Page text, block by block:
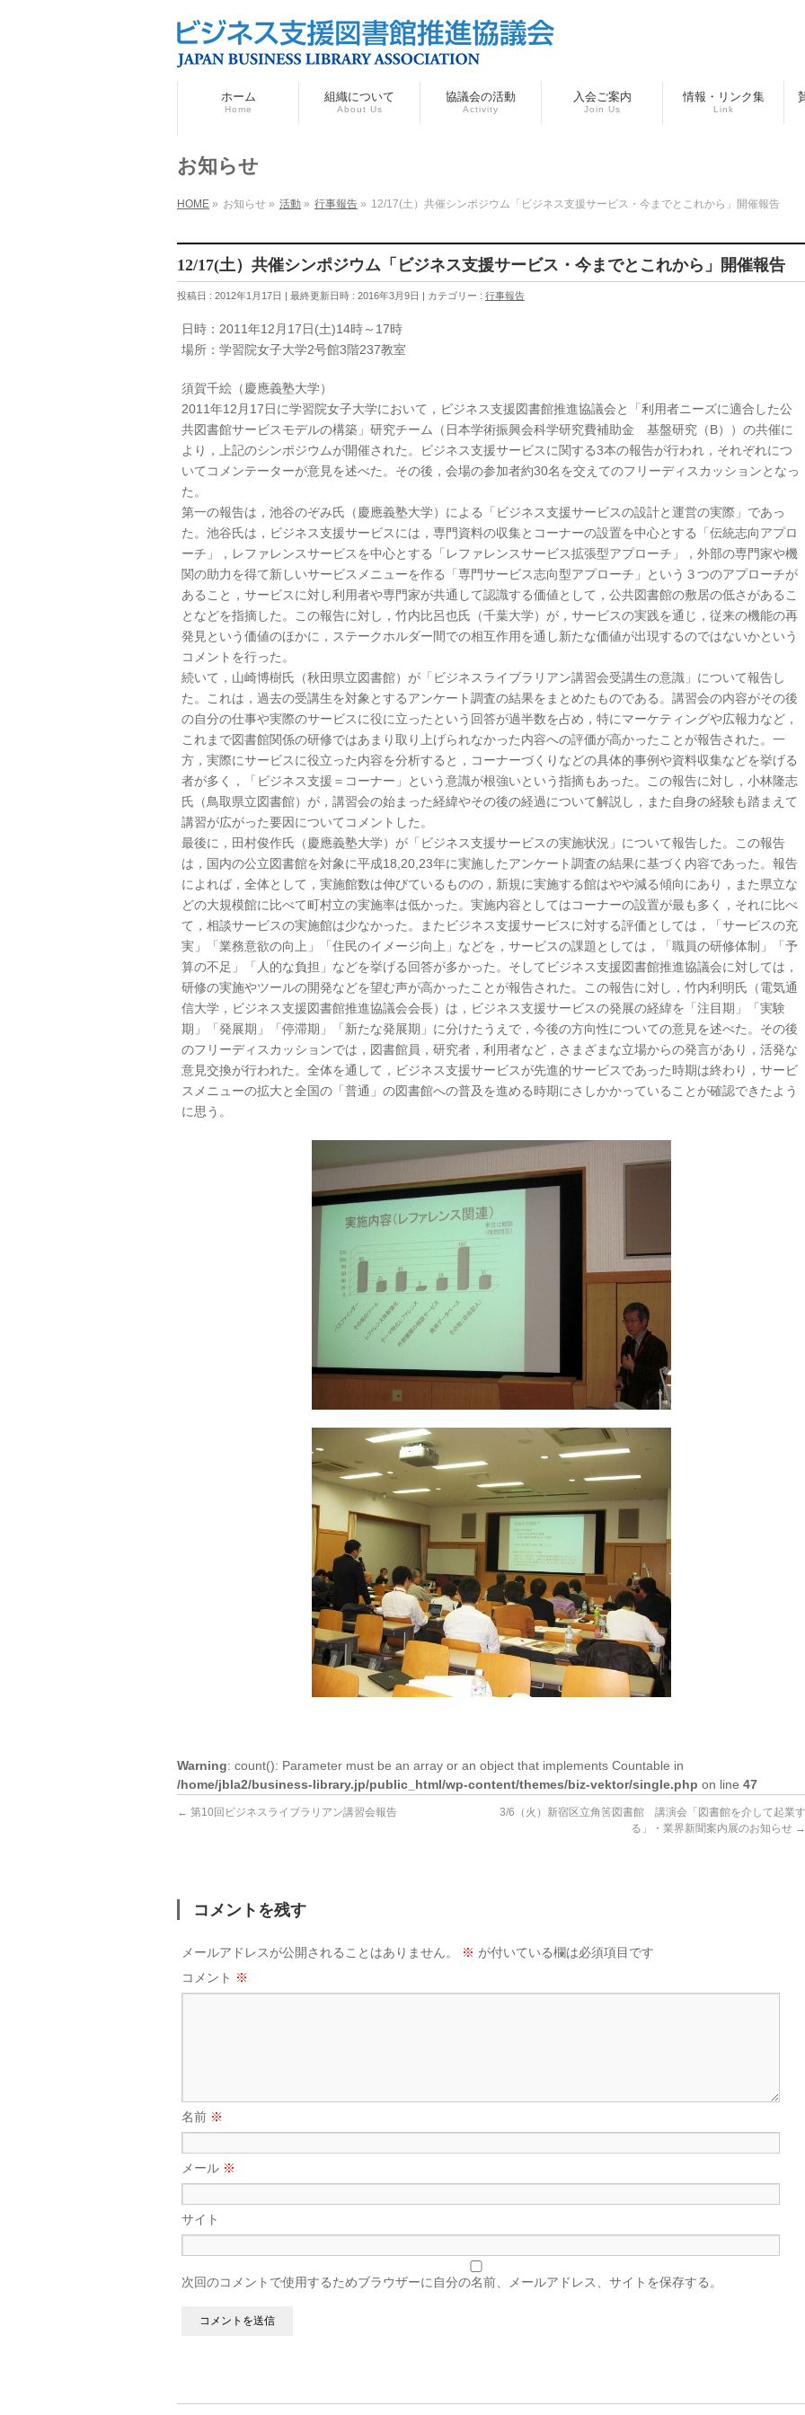
ホーム
Home
組織について
About Us
協議会の活動
Activity
入会ご案内
Join Us
情報・リンク集
Link
お知らせ
HOME » お知らせ » 活動 » 行事報告 » 12/17(土）共催シンポジウム「ビジネス支援サービス・今までとこれから」開催報告
12/17(土）共催シンポジウム「ビジネス支援サービス・今までとこれから」開催報告
投稿日 : 2012年1月17日 最終更新日時 : 2016年3月9日 カテゴリー : 行事報告
日時：2011年12月17日(土)14時～17時
場所：学習院女子大学2号館3階237教室
須賀千絵（慶應義塾大学）
2011年12月17日に学習院女子大学において，ビジネス支援図書館推進協議会と「利用者ニーズに適合した公
共図書館サービスモデルの構築」研究チーム（日本学術振興会科学研究費補助金 基盤研究（B））の共催に
より，上記のシンポジウムが開催された。ビジネス支援サービスに関する3本の報告が行われ，それぞれにつ
いてコメンテーターが意見を述べた。その後，会場の参加者約30名を交えてのフリーディスカッションとなっ
た。
第一の報告は，池谷のぞみ氏（慶應義塾大学）による「ビジネス支援サービスの設計と運営の実際」であっ
た。池谷氏は，ビジネス支援サービスには，専門資料の収集とコーナーの設置を中心とする「伝統志向アプロ
ーチ」，レファレンスサービスを中心とする「レファレンスサービス拡張型アプローチ」，外部の専門家や機
関の助力を得て新しいサービスメニューを作る「専門サービス志向型アプローチ」という３つのアプローチが
あること，サービスに対し利用者や専門家が共通して認識する価値として，公共図書館の敷居の低さがあるこ
となどを指摘した。この報告に対し，竹内比呂也氏（千葉大学）が，サービスの実践を通じ，従来の機能の再
発見という価値のほかに，ステークホルダー間での相互作用を通し新たな価値が出現するのではないかという
コメントを行った。
続いて，山崎博樹氏（秋田県立図書館）が「ビジネスライブラリアン講習会受講生の意識」について報告し
た。これは，過去の受講生を対象とするアンケート調査の結果をまとめたものである。講習会の内容がその後
の自分の仕事や実際のサービスに役に立ったという回答が過半数を占め，特にマーケティングや広報力など，
これまで図書館関係の研修ではあまり取り上げられなかった内容への評価が高かったことが報告された。一
方，実際にサービスに役立った内容を分析すると，コーナーづくりなどの具体的事例や資料収集などを挙げる
者が多く，「ビジネス支援＝コーナー」という意識が根強いという指摘もあった。この報告に対し，小林隆志
氏（鳥取県立図書館）が，講習会の始まった経緯やその後の経過について解説し，また自身の経験も踏まえて
講習が広がった要因についてコメントした。
最後に，田村俊作氏（慶應義塾大学）が「ビジネス支援サービスの実施状況」について報告した。この報告
は，国内の公立図書館を対象に平成18,20,23年に実施したアンケート調査の結果に基づく内容であった。報告
によれば，全体として，実施館数は伸びているものの，新規に実施する館はやや減る傾向にあり，また県立な
どの大規模館に比べて町村立の実施率は低かった。実施内容としてはコーナーの設置が最も多く，それに比べ
て，相談サービスの実施館は少なかった。またビジネス支援サービスに対する評価としては，「サービスの充
実」「業務意欲の向上」「住民のイメージ向上」などを，サービスの課題としては，「職員の研修体制」「予
算の不足」「人的な負担」などを挙げる回答が多かった。そしてビジネス支援図書館推進協議会に対しては，
研修の実施やツールの開発などを望む声が高かったことが報告された。この報告に対し，竹内利明氏（電気通
信大学，ビジネス支援図書館推進協議会会長）は，ビジネス支援サービスの発展の経緯を「注目期」「実験
期」「発展期」「停滞期」「新たな発展期」に分けたうえで，今後の方向性についての意見を述べた。その後
のフリーディスカッションでは，図書館員，研究者，利用者など，さまざまな立場からの発言があり，活発な
意見交換が行われた。全体を通して，ビジネス支援サービスが先進的サービスであった時期は終わり，サービ
スメニューの拡大と全国の「普通」の図書館への普及を進める時期にさしかかっていることが確認できたよう
に思う。
Warning: count(): Parameter must be an array or an object that implements Countable in
/home/jbla2/business-library.jp/public_html/wp-content/themes/biz-vektor/single.php on line 47
← 第10回ビジネスライブラリアン講習会報告
3/6（火）新宿区立角筈図書館 講演会「図書館を介して起業す
る」・業界新聞案内展のお知らせ →
コメントを残す
メールアドレスが公開されることはありません。 ※ が付いている欄は必須項目です
コメント ※
名前 ※
メール ※
サイト
次回のコメントで使用するためブラウザーに自分の名前、メールアドレス、サイトを保存する。